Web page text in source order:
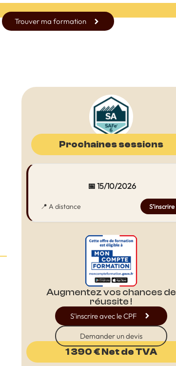
Trouver ma formation
Prochaines sessions
📅 15/10/2026
📍 A distance S’inscrire
Augmentez vos chances de
réussite !
S'inscrire avec le CPF
Demander un devis
1 390 € Net de TVA